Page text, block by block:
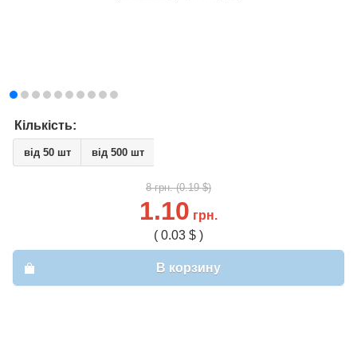
Кількість:
від 50 шт від 500 шт
8 грн. (0.19 $)
1.10 грн.
( 0.03 $ )
В корзину